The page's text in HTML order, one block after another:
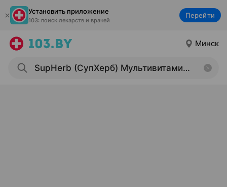
Установить приложение
103: поиск лекарств и врачей
Перейти
Минск